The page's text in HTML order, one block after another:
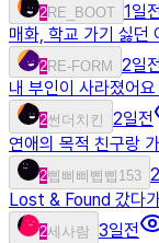
2RE_BOOT 1일전
매화, 학교 가기 싫던
2RE-FORM 2일전
내 부인이 사라졌어
2썬더치킨 2일전
연애의 목적 친구랑
2삡삐삐삡삡153
Lost & Found 갔다
2세사람 3일전